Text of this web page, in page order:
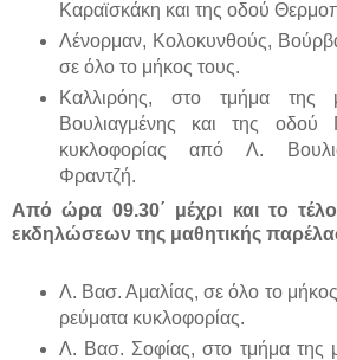
Καραϊσκάκη και της οδού
Λένορμαν, Κολοκυνθούς,
σε όλο το μήκος τους.
Καλλιρόης, στο τμήμα της
Βουλιαγμένης και της οδού
κυκλοφορίας από Λ.
Φραντζή.
Από ώρα 09.30΄ μέχρι και το
εκδηλώσεων της μαθητικής
Λ. Βασ. Αμαλίας, σε όλο το
ρεύματα κυκλοφορίας.
Λ. Βασ. Σοφίας, στο τμήμα της